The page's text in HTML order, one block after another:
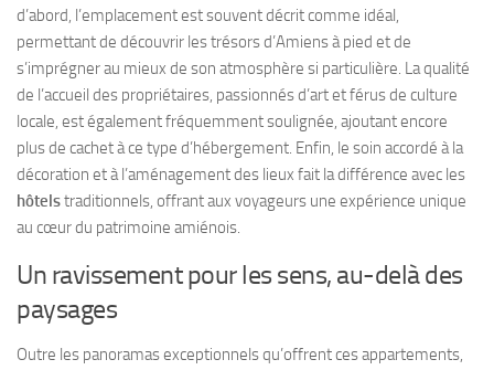
d’abord, l’emplacement est souvent décrit comme idéal,
permettant de découvrir les trésors d’Amiens à pied et de
s’imprégner au mieux de son atmosphère si particulière. La qualité
de l’accueil des propriétaires, passionnés d’art et férus de culture
locale, est également fréquemment soulignée, ajoutant encore
plus de cachet à ce type d’hébergement. Enfin, le soin accordé à la
décoration et à l’aménagement des lieux fait la différence avec les
hôtelstraditionnels, offrant aux voyageurs une expérience unique
au cœur du patrimoine amiénois.
Un ravissement pour les sens, au-delà des
paysages
Outre les panoramas exceptionnels qu’offrent ces appartements,